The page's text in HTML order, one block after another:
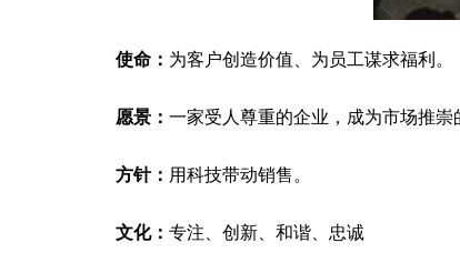
使命： 为客户创造价值、为员工谋求福利。
愿景： 一家受人尊重的企业，成为市场推崇
方针： 用科技带动销售。
文化： 专注、创新、和谐、忠诚